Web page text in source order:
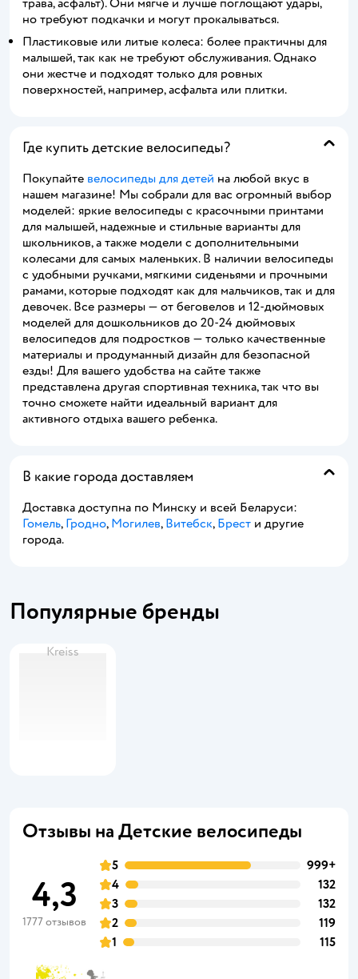
трава, асфальт). Они мягче и лучше поглощают удары,
но требуют подкачки и могут прокалываться.
Пластиковые или литые колеса: более практичны для
малышей, так как не требуют обслуживания. Однако
они жестче и подходят только для ровных
поверхностей, например, асфальта или плитки.
Где купить детские велосипеды?
Покупайте велосипеды для детей на любой вкус в
нашем магазине! Мы собрали для вас огромный выбор
моделей: яркие велосипеды с красочными принтами
для малышей, надежные и стильные варианты для
школьников, а также модели с дополнительными
колесами для самых маленьких. В наличии велосипеды
с удобными ручками, мягкими сиденьями и прочными
рамами, которые подходят как для мальчиков, так и для
девочек. Все размеры — от беговелов и 12-дюймовых
моделей для дошкольников до 20-24 дюймовых
велосипедов для подростков — только качественные
материалы и продуманный дизайн для безопасной
езды! Для вашего удобства на сайте также
представлена другая спортивная техника, так что вы
точно сможете найти идеальный вариант для
активного отдыха вашего ребенка.
В какие города доставляем
Доставка доступна по Минску и всей Беларуси:
Гомель, Гродно, Могилев, Витебск, Брест и другие
города.
Популярные бренды
Kreiss
Отзывы на Детские велосипеды
4,3
1777 отзывов
5
999+
4
132
3
132
2
119
1
115